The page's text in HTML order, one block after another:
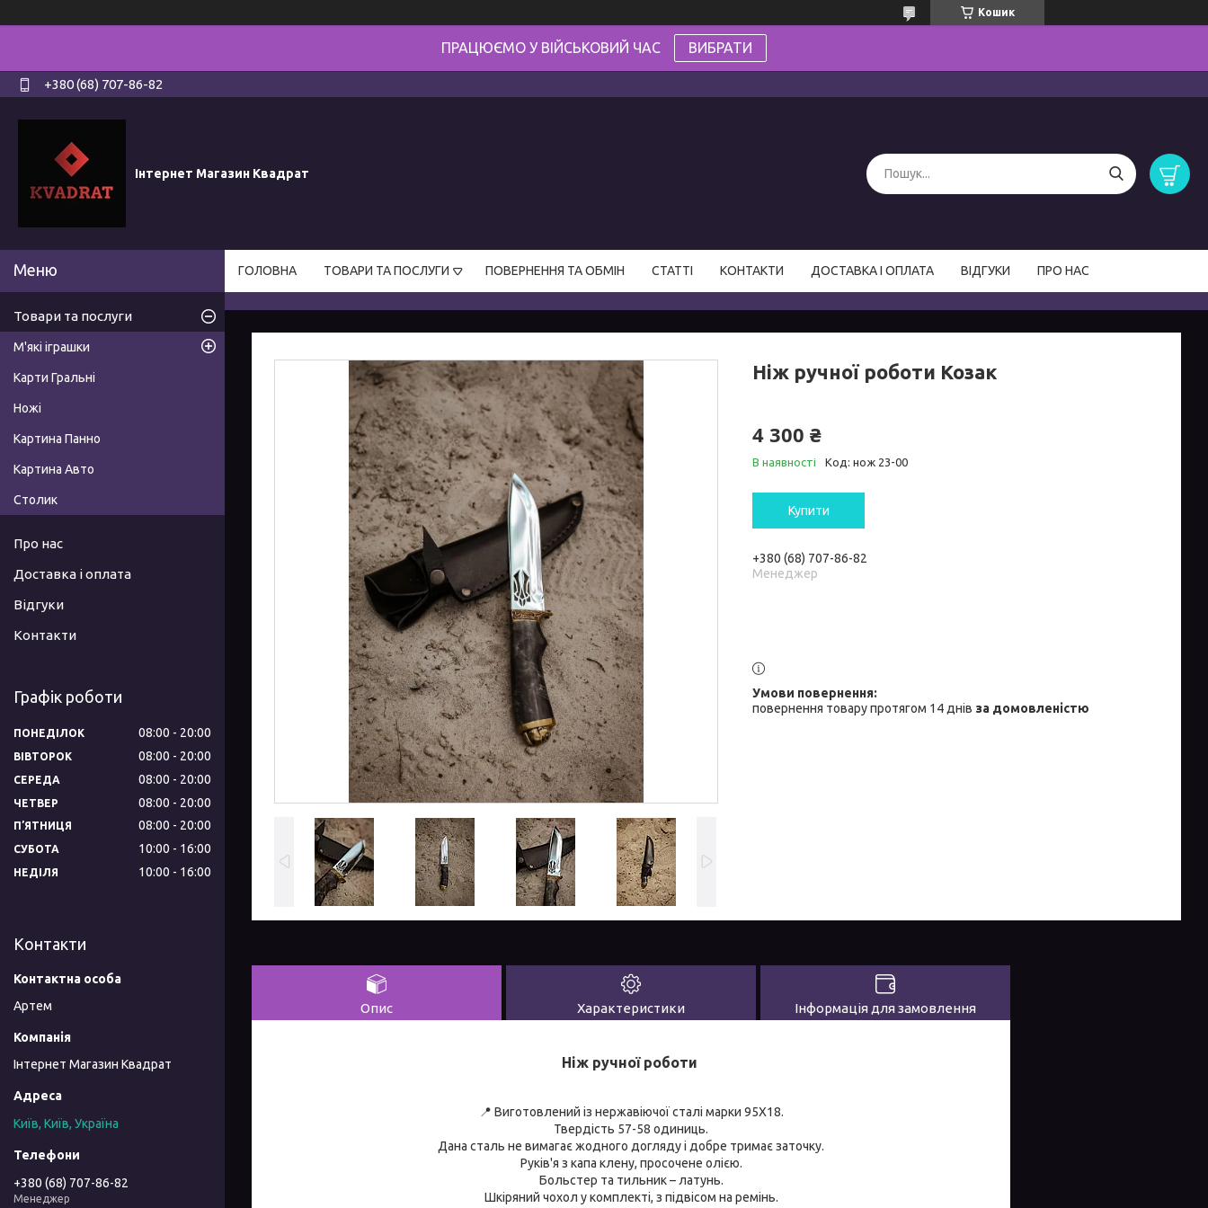
Кошик
ПРАЦЮЄМО У ВІЙСЬКОВИЙ ЧАС ВИБРАТИ
+380 (68) 707-86-82
Інтернет Магазин Квадрат
ГОЛОВНА ТОВАРИ ТА ПОСЛУГИ ПОВЕРНЕННЯ ТА ОБМІН СТАТТІ КОНТАКТИ ДОСТАВКА І ОПЛАТА ВІДГУКИ ПРО НАС
Ніж ручної роботи Козак
4 300 ₴
В наявності Код: нож 23-00
Купити
+380 (68) 707-86-82
Менеджер
повернення товару протягом 14 днів за домовленістю
Опис Характеристики Інформація для замовлення
Ніж ручної роботи
📍 Виготовлений із нержавіючої сталі марки 95Х18.
Твердість 57-58 одиниць.
Дана сталь не вимагає жодного догляду і добре тримає заточку.
Руків'я з капа клену, просочене олією.
Больстер та тильник – латунь.
Шкіряний чохол у комплекті, з підвісом на ремінь.
Товари та послуги
М'які іграшки
Карти Гральні
Ножі
Картина Панно
Картина Авто
Столик
Про нас
Доставка і оплата
Відгуки
Контакти
Графік роботи
ПОНЕДІЛОК 08:00 20:00
ВІВТОРОК 08:00 20:00
СЕРЕДА 08:00 20:00
ЧЕТВЕР 08:00 20:00
ПʼЯТНИЦЯ 08:00 20:00
СУБОТА 10:00 16:00
НЕДІЛЯ 10:00 16:00
Контакти
Артем
Інтернет Магазин Квадрат
Київ, Київ, Україна
+380 (68) 707-86-82
Менеджер